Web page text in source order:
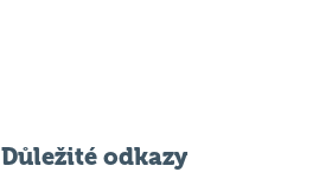
Důležité odkazy